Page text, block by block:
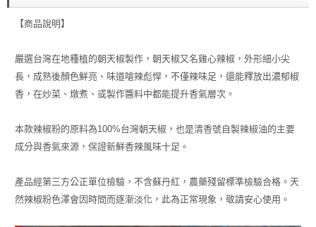
【商品說明】
嚴選台灣在地種植的朝天椒製作，朝天椒又名雞心辣椒，外形細小尖
長，成熟後顏色鮮亮、味道嗆辣彪悍，不僅辣味足，還能釋放出濃郁椒
香，在炒菜、燉煮、或製作醬料中都能提升香氣層次。
本款辣椒粉的原料為100%台灣朝天椒，也是清香號自製辣椒油的主要
成分與香氣來源，保證新鮮香辣風味十足。
產品經第三方公正單位檢驗，不含蘇丹紅，農藥殘留標準檢驗合格。天
然辣椒粉色澤會因時間而逐漸淡化，此為正常現象，敬請安心使用。